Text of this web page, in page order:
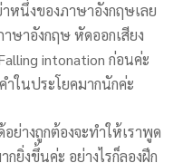
หนึ่งของภาษาอังกฤษเลย
ษาอังกฤษ หัดออกเสียง
intonation ก่อนค่ะ
ำในประโยคมากนักค่ะ
ย่างถูกต้องจะทำให้เราพูด
ยิ่งขึ้นค่ะ อย่างไรก็ลองฝึก